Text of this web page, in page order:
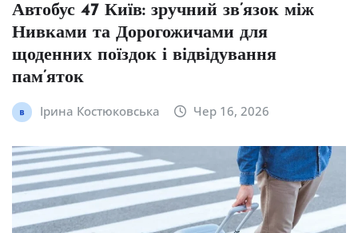
Автобус 47 Київ: зручний зв’язок між
Нивками та Дорогожичами для
щоденних поїздок і відвідування
пам’яток
Ірина Костюковська Чер 16, 2026